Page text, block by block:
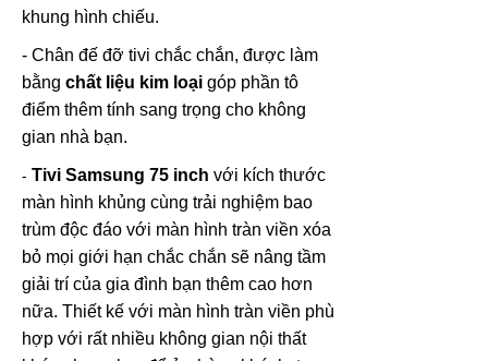
khung hình chiếu.
- Chân đế đỡ tivi chắc chắn, được làm
bằng chất liệu kim loại góp phần tô
điểm thêm tính sang trọng cho không
gian nhà bạn.
- Tivi Samsung 75 inch với kích thước
màn hình khủng cùng trải nghiệm bao
trùm độc đáo với màn hình tràn viền xóa
bỏ mọi giới hạn chắc chắn sẽ nâng tầm
giải trí của gia đình bạn thêm cao hơn
nữa. Thiết kế với màn hình tràn viền phù
hợp với rất nhiều không gian nội thất